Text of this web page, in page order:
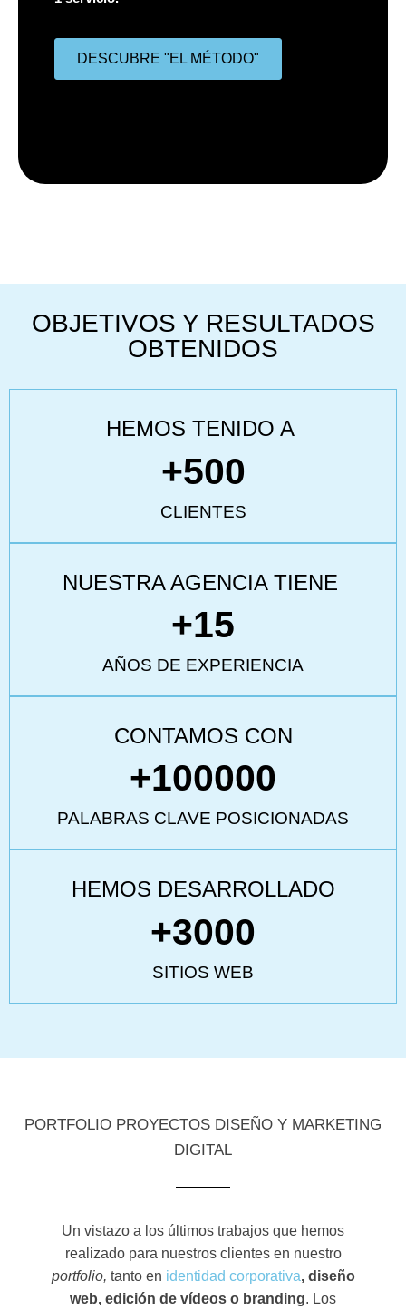
DESCUBRE "EL MÉTODO"
OBJETIVOS Y RESULTADOS
OBTENIDOS
HEMOS TENIDO A
CLIENTES
+500
NUESTRA AGENCIA TIENE
AÑOS DE EXPERIENCIA
+15
CONTAMOS CON
PALABRAS CLAVE POSICIONADAS
+100000
HEMOS DESARROLLADO
SITIOS WEB
+3000
PORTFOLIO PROYECTOS DISEÑO Y MARKETING
DIGITAL
Un vistazo a los últimos trabajos que hemos
realizado para nuestros clientes en nuestro
portfolio, tanto en identidad corporativa, diseño
web, edición de vídeos o branding. Los